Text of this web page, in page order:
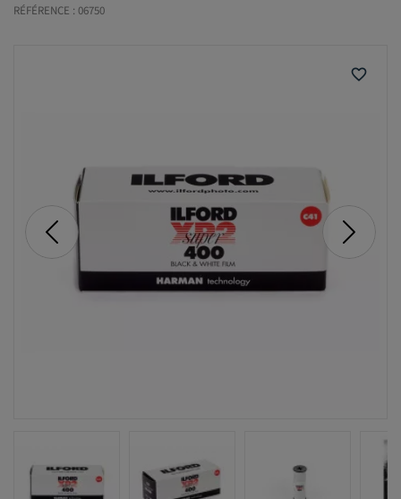
RÉFÉRENCE : 06750
favorite_border